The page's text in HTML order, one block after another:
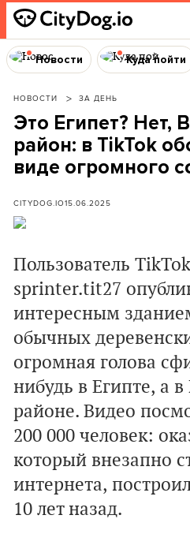
Новости Куда пойти
НОВОСТИ ЗА ДЕНЬ
Это Египет? Нет,
район: в TikTok
виде огромного
CITYDOG.IO15.06.2025
Пользователь
sprinter.tit27
интересным
обычных
огромная голова
нибудь в Египте, а
районе. Видео
200 000 человек:
который внезапно
интернета,
10 лет назад.